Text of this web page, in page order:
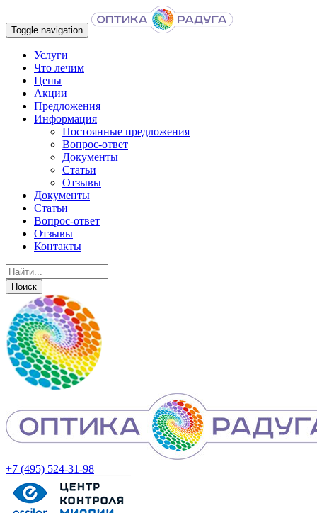
Toggle navigation
Услуги
Что лечим
Цены
Акции
Предложения
Информация
Постоянные предложения
Вопрос-ответ
Документы
Статьи
Отзывы
Документы
Статьи
Вопрос-ответ
Отзывы
Контакты
+7 (495) 524-31-98